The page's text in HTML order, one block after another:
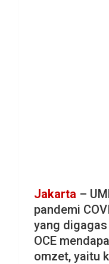
Jakarta –
pandemi
yang digagas
OCE
omzet, yaitu